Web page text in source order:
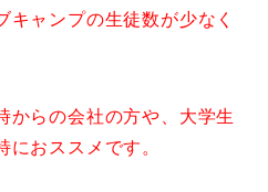
キャンプの生徒数が少なく
からの会社の方や、大学生
におススメです。